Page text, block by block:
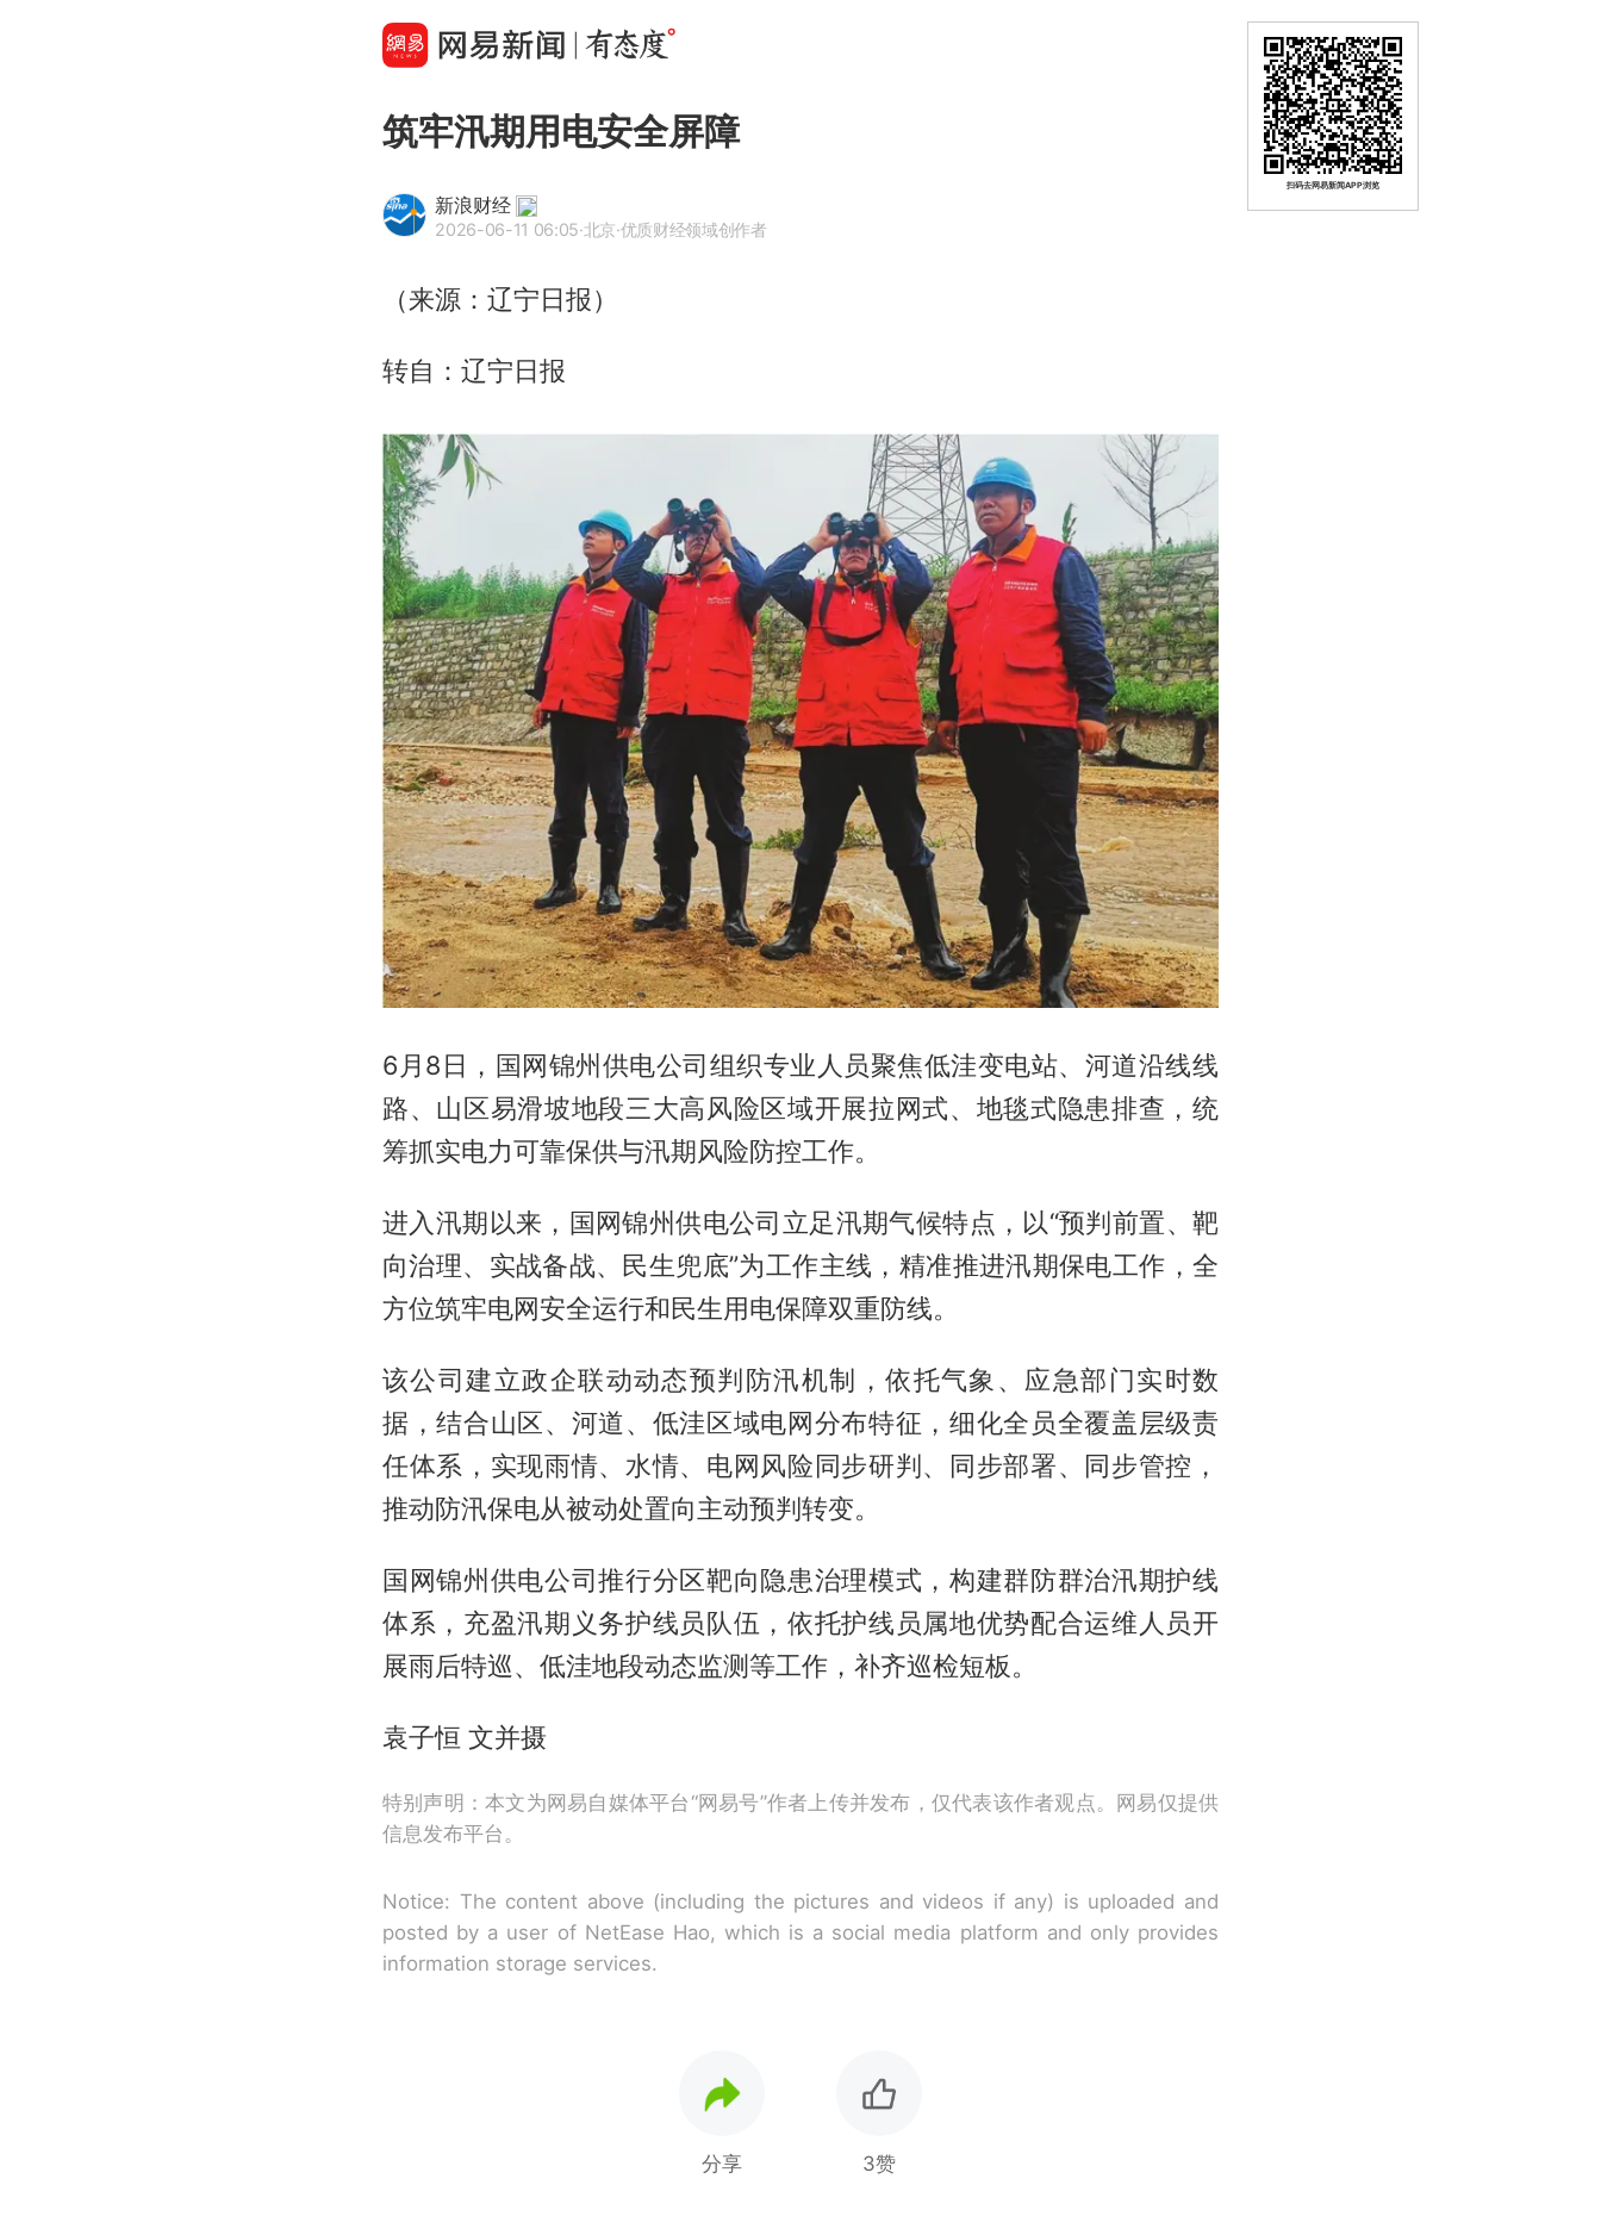
筑牢汛期用电安全屏障
新浪财经
2026-06-11 06:05·北京·优质财经领域创作者
（来源：辽宁日报）
转自：辽宁日报
6月8日，国网锦州供电公司组织专业人员聚焦低洼变电站、河道沿线线
路、山区易滑坡地段三大高风险区域开展拉网式、地毯式隐患排查，统
筹抓实电力可靠保供与汛期风险防控工作。
进入汛期以来，国网锦州供电公司立足汛期气候特点，以“预判前置、靶
向治理、实战备战、民生兜底”为工作主线，精准推进汛期保电工作，全
方位筑牢电网安全运行和民生用电保障双重防线。
该公司建立政企联动动态预判防汛机制，依托气象、应急部门实时数
据，结合山区、河道、低洼区域电网分布特征，细化全员全覆盖层级责
任体系，实现雨情、水情、电网风险同步研判、同步部署、同步管控，
推动防汛保电从被动处置向主动预判转变。
国网锦州供电公司推行分区靶向隐患治理模式，构建群防群治汛期护线
体系，充盈汛期义务护线员队伍，依托护线员属地优势配合运维人员开
展雨后特巡、低洼地段动态监测等工作，补齐巡检短板。
袁子恒 文并摄
特别声明：本文为网易自媒体平台“网易号”作者上传并发布，仅代表该作者观点。网易仅提供
信息发布平台。
Notice: The content above (including the pictures and videos if any) is uploaded and
posted by a user of NetEase Hao, which is a social media platform and only provides
information storage services.
分享 3赞
扫码去网易新闻APP浏览